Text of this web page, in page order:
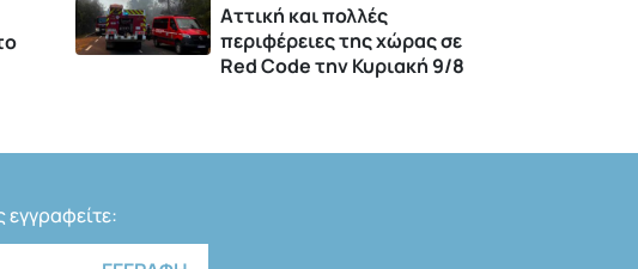
Αττική και πολλές
περιφέρειες της χώρας σε
Red Code την Κυριακή 9/8